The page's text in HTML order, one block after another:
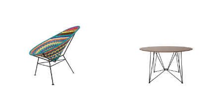
Accessoires
Uhren